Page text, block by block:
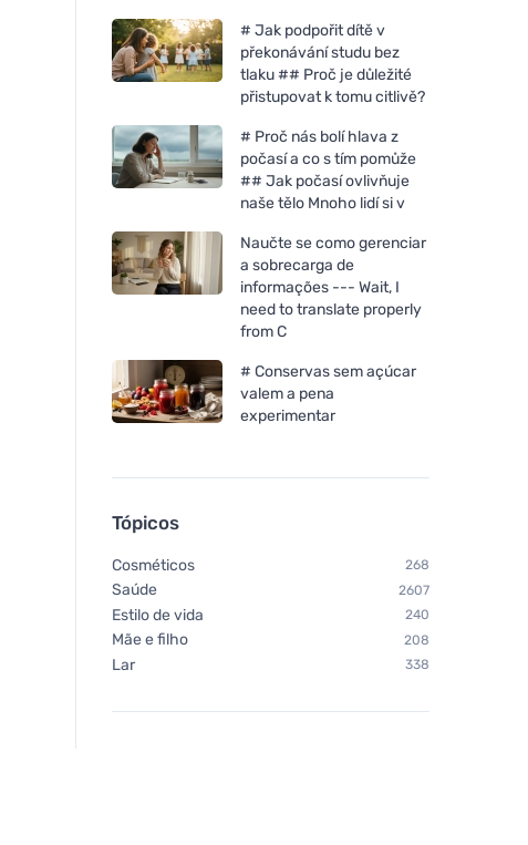
Bombus Raw protein Cocoa
Bombus Raw
butter 50g
# Jak podpořit dítě v
překonávání studu bez
tlaku ## Proč je důležité
přistupovat k tomu citlivě?
# Proč nás bolí hlava z
počasí a co s tím pomůže
## Jak počasí ovlivňuje
naše tělo Mnoho lidí si v
Naučte se como gerenciar
a sobrecarga de
informações --- Wait, I
need to translate properly
from C
# Conservas sem açúcar
valem a pena
experimentar
Tópicos
Cosméticos 268
Saúde 2607
Estilo de vida 240
Mãe e filho 208
Lar 338